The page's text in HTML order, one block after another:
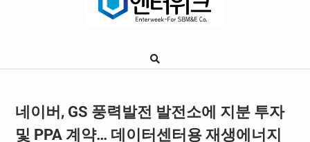
네이버, GS 풍력발전 발전소에 지분 투자
및 PPA 계약… 데이터센터용 재생에너지